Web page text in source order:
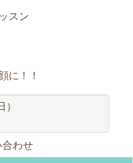
スン
に！！
合わせ